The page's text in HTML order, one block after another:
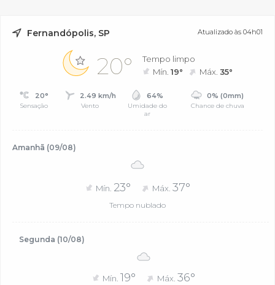
Fernandópolis, SP Atualizado às 04h01
20°
Tempo limpo
Mín.19° Máx.35°
20°
Sensação
2.49 km/h
Vento
64%
Umidade do
ar
0% (0mm)
Chance de chuva
Amanhã (09/08)
Mín. 23° Máx. 37°
Tempo nublado
Segunda (10/08)
Mín. 19° Máx.36°